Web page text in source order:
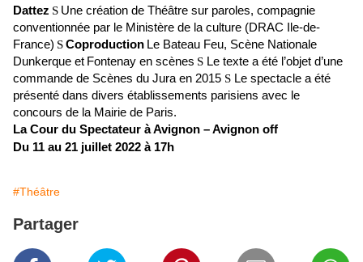
Dattez S Une création de Théâtre sur paroles, compagnie
conventionnée par le Ministère de la culture (DRAC Ile-de-
France) SCoproduction Le Bateau Feu, Scène Nationale
Dunkerque et Fontenay en scènes S Le texte a été l’objet d’une
commande de Scènes du Jura en 2015 S Le spectacle a été
présenté dans divers établissements parisiens avec le
concours de la Mairie de Paris.
La Cour du Spectateur à Avignon – Avignon off
Du 11 au 21 juillet 2022 à 17h
#Théâtre
Partager